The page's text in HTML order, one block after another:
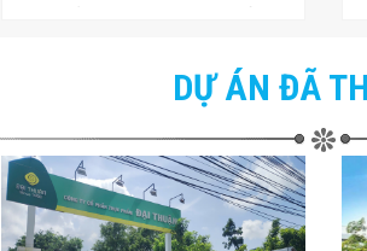
soát chất lượng - đóng gói - kho
DỰ ÁN ĐÃ